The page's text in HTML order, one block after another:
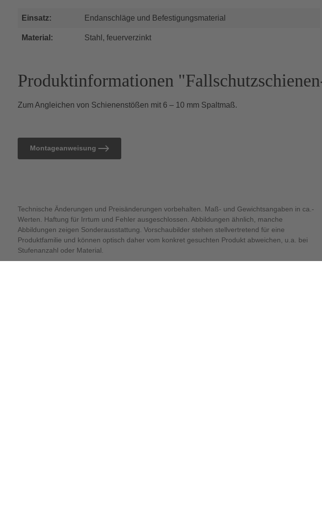
Einsatz: Endanschläge und Befestigungsmaterial
Material: Stahl, feuerverzinkt
Produktinformationen
Zum Angleichen von Schienenstößen mit 6 – 10 mm Spaltmaß.
Montageanweisung
Technische Änderungen und Preisänderungen vorbehalten. Maß- und Gewichtsangaben in ca.-
Werten. Haftung für Irrtum und Fehler ausgeschlossen. Abbildungen ähnlich, manche
Abbildungen zeigen Sonderausstattung. Vorschaubilder stehen stellvertretend für eine
Produktfamilie und können optisch daher vom konkret gesuchten Produkt abweichen, u.a. bei
Stufenanzahl oder Material.